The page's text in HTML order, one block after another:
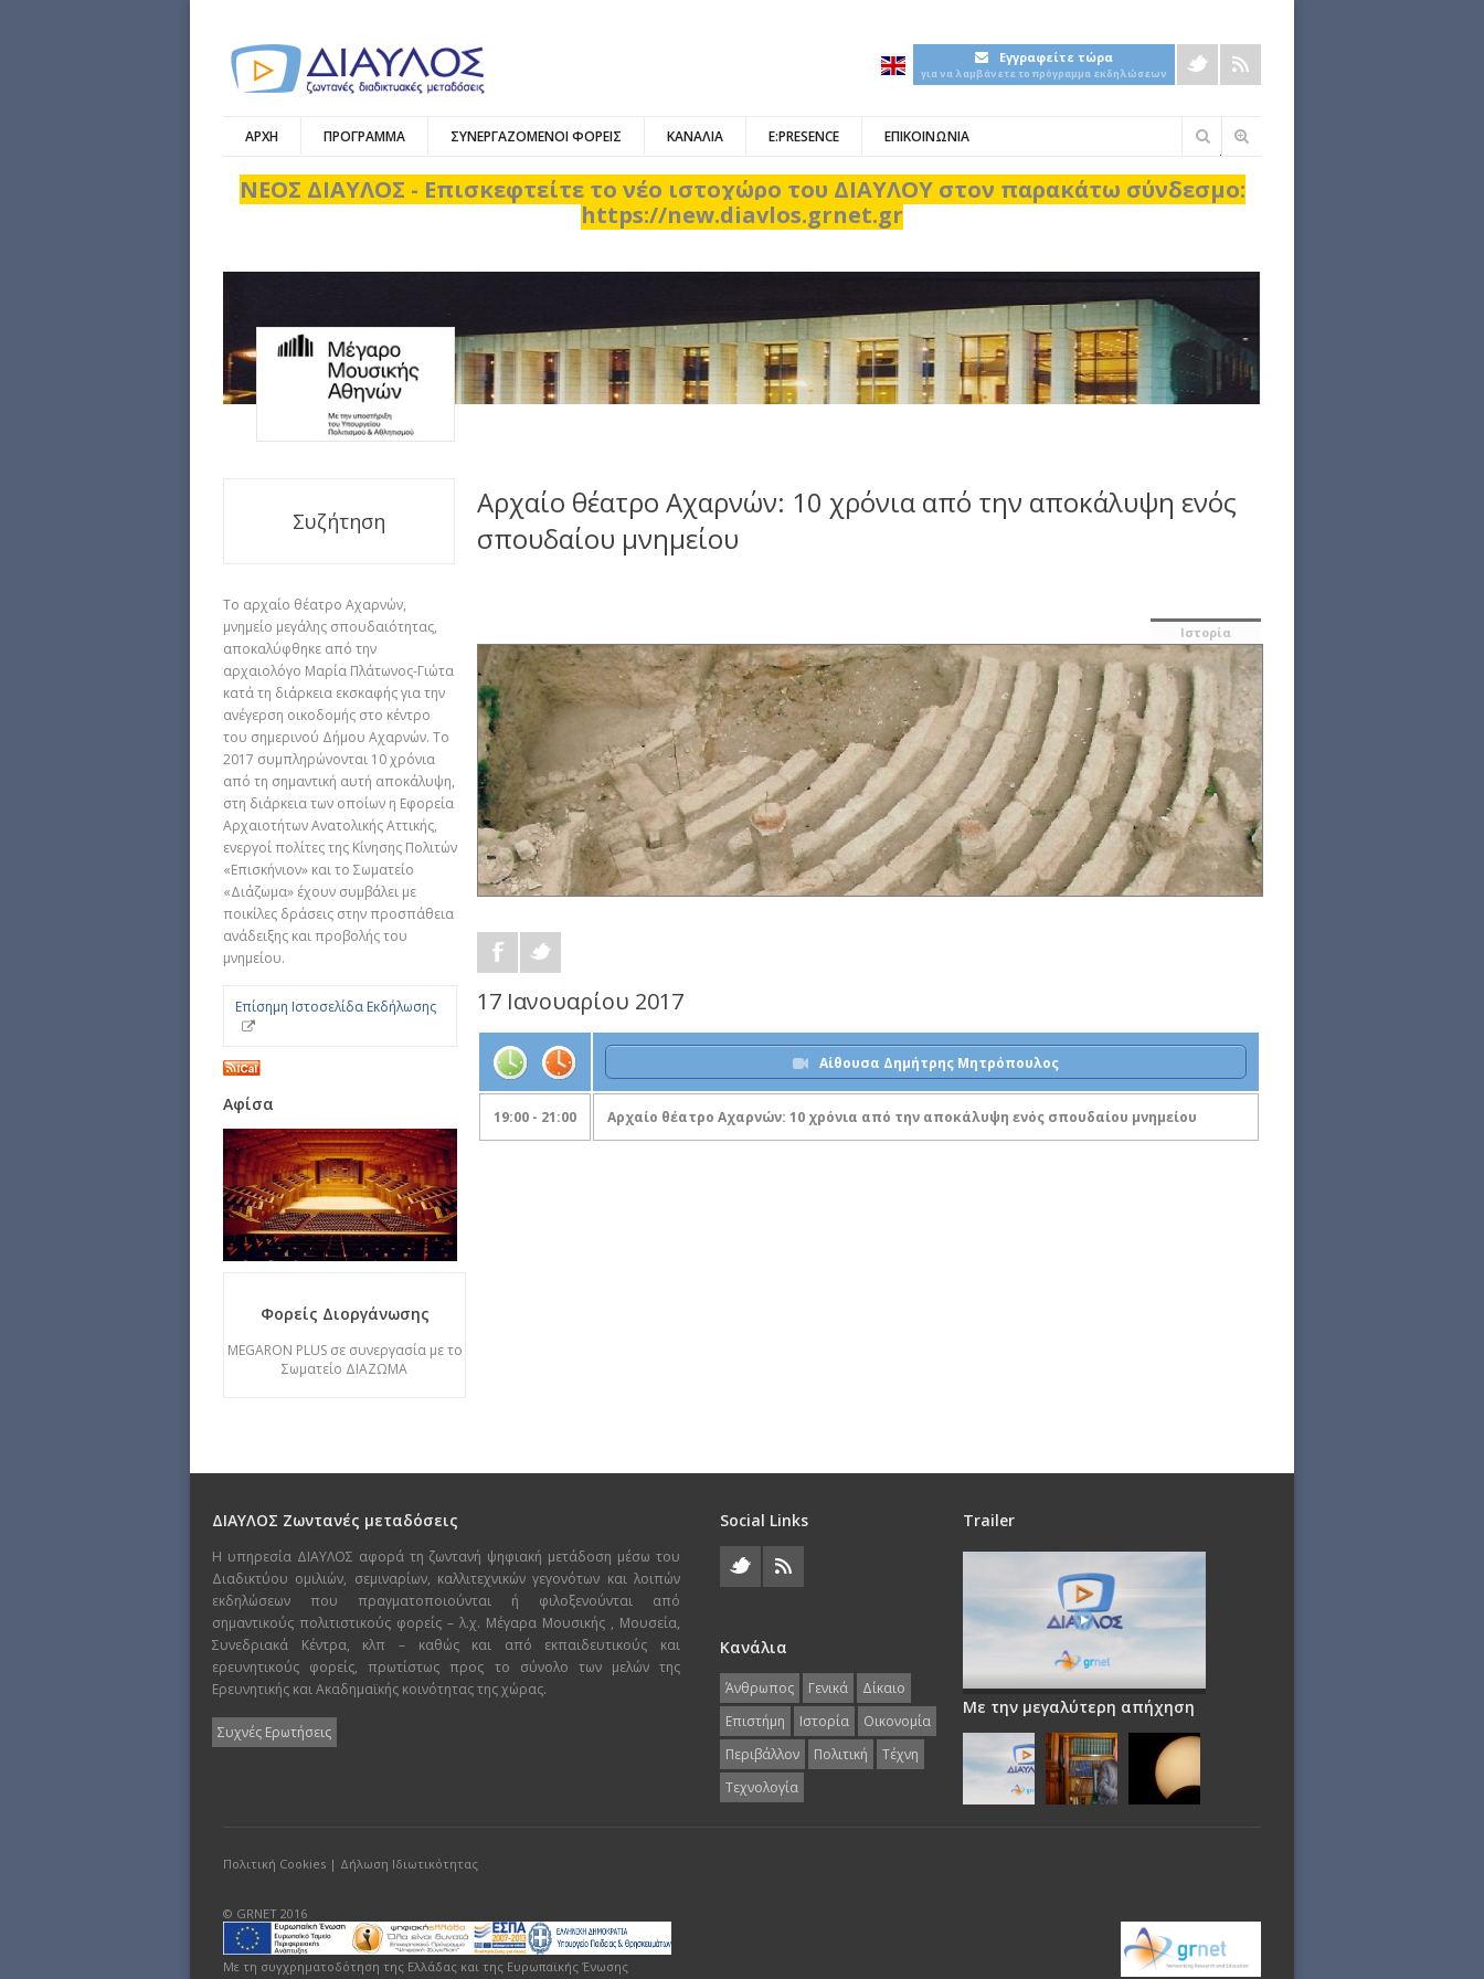
Εγγραφείτε τώρα
για να λαμβάνετε το πρόγραμμα εκδηλώσεων
ΑΡΧΗ ΠΡΟΓΡΑΜΜΑ ΣΥΝΕΡΓΑΖΟΜΕΝΟΙ ΦΟΡΕΙΣ ΚΑΝΑΛΙΑ E:PRESENCE ΕΠΙΚΟΙΝΩΝΙΑ
Φόρμα
αναζήτησης
ΝΕΟΣ ΔΙΑΥΛΟΣ - Επισκεφτείτε το νέο ιστοχώρο του ΔΙΑΥΛΟΥ στον παρακάτω σύνδεσμο:
https://new.diavlos.grnet.gr
Αρχαίο θέατρο Αχαρνών: 10 χρόνια από την αποκάλυψη ενός
σπουδαίου μνημείου
Συζήτηση
Το αρχαίο θέατρο Αχαρνών,
μνημείο μεγάλης σπουδαιότητας,
αποκαλύφθηκε από την
αρχαιολόγο Μαρία Πλάτωνος-Γιώτα
κατά τη διάρκεια εκσκαφής για την
ανέγερση οικοδομής στο κέντρο
του σημερινού Δήμου Αχαρνών. Το
2017 συμπληρώνονται 10 χρόνια
από τη σημαντική αυτή αποκάλυψη,
στη διάρκεια των οποίων η Εφορεία
Αρχαιοτήτων Ανατολικής Αττικής,
ενεργοί πολίτες της Κίνησης Πολιτών
«Επισκήνιον» και το Σωματείο
«Διάζωμα» έχουν συμβάλει με
ποικίλες δράσεις στην προσπάθεια
ανάδειξης και προβολής του
μνημείου.
Επίσημη Ιστοσελίδα Εκδήλωσης
Αφίσα
Φορείς Διοργάνωσης
MEGARON PLUS σε συνεργασία με το
Σωματείο ΔΙΑΖΩΜΑ
Ιστορία
17 Ιανουαρίου 2017
Αίθουσα Δημήτρης Μητρόπουλος
19:00 - 21:00 Αρχαίο θέατρο Αχαρνών: 10 χρόνια από την αποκάλυψη ενός σπουδαίου μνημείου
ΔΙΑΥΛΟΣ Ζωντανές μεταδόσεις
Η υπηρεσία ΔΙΑΥΛΟΣ αφορά τη ζωντανή ψηφιακή μετάδοση μέσω του
Διαδικτύου ομιλιών, σεμιναρίων, καλλιτεχνικών γεγονότων και λοιπών
εκδηλώσεων που πραγματοποιούνται ή φιλοξενούνται από
σημαντικούς πολιτιστικούς φορείς – λ.χ. Μέγαρα Μουσικής , Μουσεία,
Συνεδριακά Κέντρα, κλπ – καθώς και από εκπαιδευτικούς και
ερευνητικούς φορείς, πρωτίστως προς το σύνολο των μελών της
Ερευνητικής και Ακαδημαϊκής κοινότητας της χώρας.
Συχνές Ερωτήσεις
Social Links
Κανάλια
Άνθρωπος Γενικά
Δίκαιο
Επιστήμη
Ιστορία
Οικονομία
Περιβάλλον
Πολιτική
Τέχνη
Τεχνολογία
Trailer
Με την μεγαλύτερη απήχηση
Πολιτική Cookies | Δήλωση Ιδιωτικότητας
© GRNET 2016
Με τη συγχρηματοδότηση της Ελλάδας και της Ευρωπαϊκής Ένωσης